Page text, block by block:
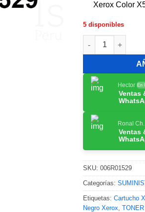
Xerox Color
5 disponibles
Tóner Xerox
Hector En
Ventas
Ronal Ch.
Ventas
SKU: 006R01529
Categorías:
Etiquetas: Cartucho
Negro Xerox